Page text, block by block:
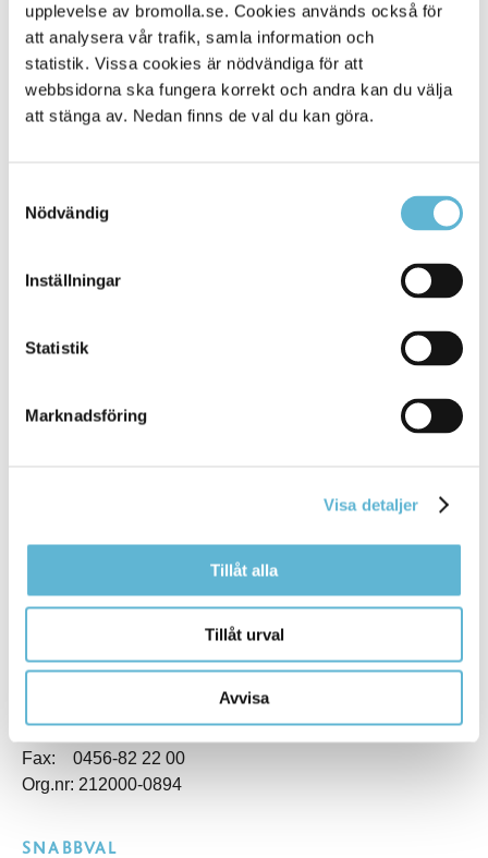
upplevelse av bromolla.se. Cookies används också för
att analysera vår trafik, samla information och
statistik. Vissa cookies är nödvändiga för att
webbsidorna ska fungera korrekt och andra kan du välja
att stänga av. Nedan finns de val du kan göra.
Nödvändig
Inställningar
Statistik
Marknadsföring
Visa detaljer
Tillåt alla
Tillåt urval
Avvisa
Sidan senast uppdaterad:den 5 May 2025
Tipsa och dela sidan
Skriv ut
Postadress
E-post
kommunstyrelsen@bromolla.se
www.bromolla.se
Växel: 0456-82 20 00
Fax: 0456-82 22 00
Org.nr: 212000-0894
SNABBVAL